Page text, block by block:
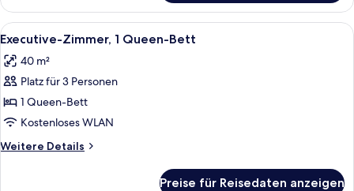
Zimmer,
2 Queen-
Betten
Alle
Fotos
für
Executive-
Zimmer,
1
Queen-
Bett
Ein Hotelzimmer mit einem Bett,
6
Executive-Zimmer, 1 Queen-Bett
40 m²
Platz für 3 Personen
1 Queen-Bett
Kostenloses WLAN
Weitere Details
Weitere
Preise für Reisedaten anzeigen